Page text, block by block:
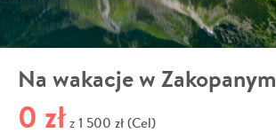
Na wakacje w Zakopanym
0 zł z 1 500 zł (Cel)